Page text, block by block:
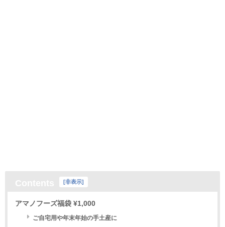
非表示
アマノフーズ福袋 ¥1,000
ご自宅用や年末年始の手土産に